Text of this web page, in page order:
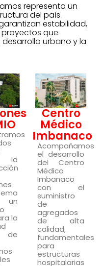
representa un
del país.
estabilidad,
que
urbano y la
la
un
la
de
Centro
Médico
Imbanaco
Acompañamos
el desarrollo
del Centro
Médico
Imbanaco
con el
suministro
de
agregados
de alta
calidad,
fundamentales
para
estructuras
hospitalarias